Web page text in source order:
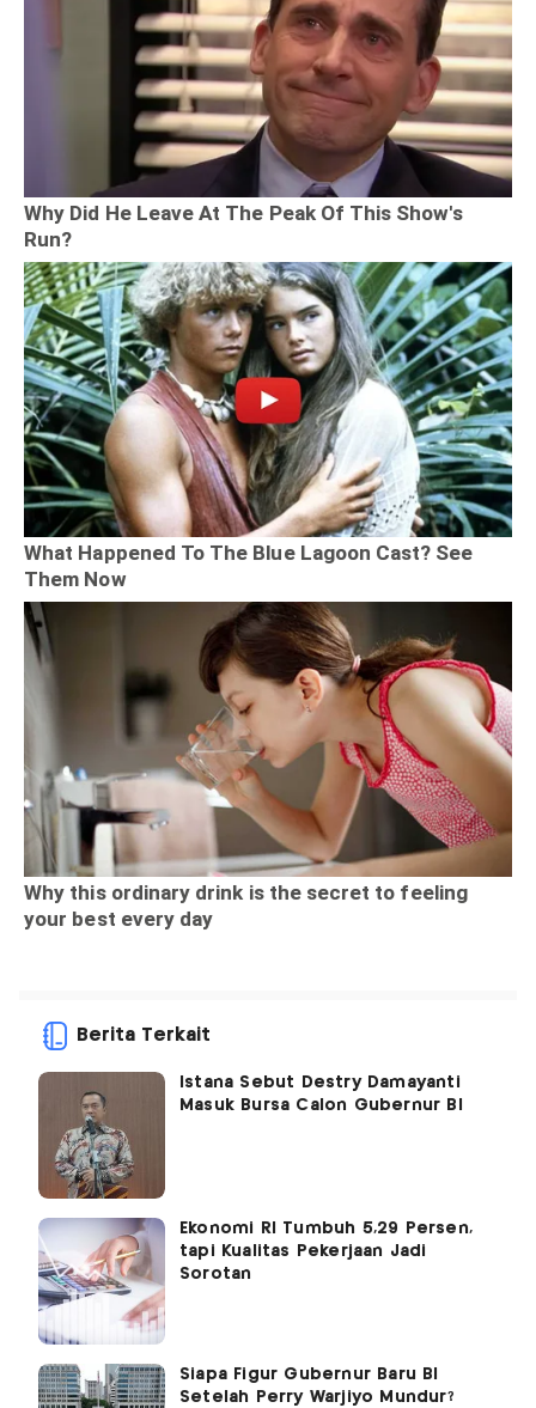
Berita Terkait
Istana Sebut Destry Damayanti
Masuk Bursa Calon Gubernur BI
Ekonomi RI Tumbuh 5,29 Persen,
tapi Kualitas Pekerjaan Jadi
Sorotan
Siapa Figur Gubernur Baru BI
Setelah Perry Warjiyo Mundur?